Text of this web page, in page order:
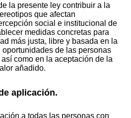
la presente ley contribuir a la
que afectan
social e institucional de
medidas concretas para
más justa, libre y basada en la
oportunidades de las personas
como en la aceptación de la
añadido.
aplicación.
a todas las personas con